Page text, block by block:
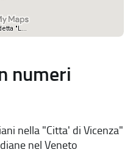
numeri
nella "Citta' di Vicenza"
nel Veneto